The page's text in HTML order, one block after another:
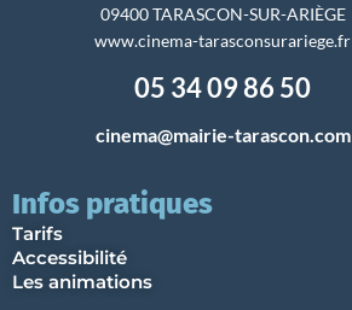
09400 TARASCON-SUR-ARIÈGE
www.cinema-tarasconsurariege.fr
05 34 09 86 50
cinema@mairie-tarascon.com
Infos pratiques
Tarifs
Accessibilité
Les animations